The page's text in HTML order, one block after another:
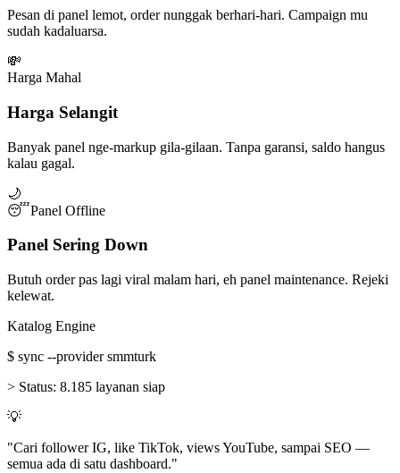
Pesan di panel lemot, order nunggak berhari-hari. Campaign mu
sudah kadaluarsa.
💸
Harga Mahal
Harga Selangit
Banyak panel nge-markup gila-gilaan. Tanpa garansi, saldo hangus
kalau gagal.
🌙
😴Panel Offline
Panel Sering Down
Butuh order pas lagi viral malam hari, eh panel maintenance. Rejeki
kelewat.
Katalog Engine
$ sync --provider smmturk
> Status: 8.185 layanan siap
💡
"Cari follower IG, like TikTok, views YouTube, sampai SEO —
semua ada di satu dashboard."